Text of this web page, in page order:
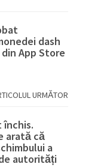
dash
App Store
URMĂTOR
închis.
arată că
a
autorități